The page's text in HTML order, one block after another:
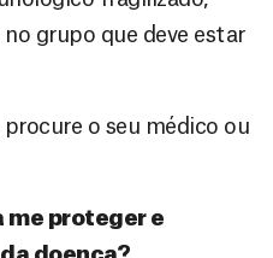
grupo que deve estar
o seu médico ou
me proteger e